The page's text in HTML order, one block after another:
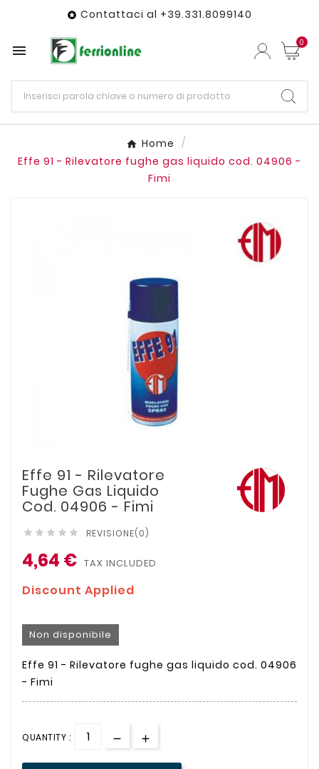
 Contattaci al +39.331.8099140
 0
Home
Effe 91 - Rilevatore fughe gas liquido cod. 04906 -
Fimi
Effe 91 - Rilevatore
Fughe Gas Liquido
Cod. 04906 - Fimi
     REVISIONE(0)
4,64 € TAX INCLUDED
Discount Applied
Non disponibile
Effe 91 - Rilevatore fughe gas liquido cod. 04906
- Fimi
QUANTITY :